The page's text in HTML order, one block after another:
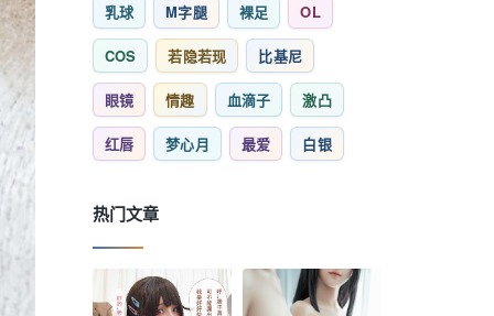
乳球 M字腿 裸足 OL
COS 若隐若现 比基尼
眼镜 情趣 血滴子 激凸
红唇 梦心月 最爱 白银
热门文章